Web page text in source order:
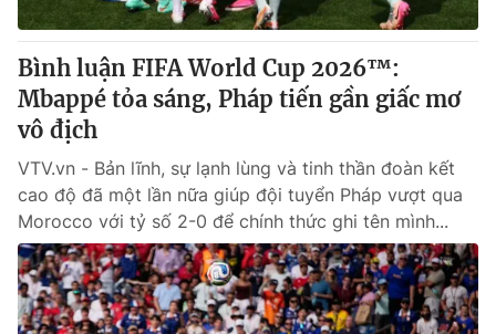
cấp ngày 29/12/2023
Tổng Biên tập:Vũ Thanh Thủy
Phó Tổng Biên tập:Nguyễn Thị Mỹ Hạnh, Phạm Quốc Thắng,
Nguyễn Trọng Ninh
Tổng đài VTV:
Ðiện thoại Thời báo VTV:
024.66 897 897
Email:toasoan@vtv.vn
Liên hệ quảng cáo:024-7300.7108
Bình luận FIFA World Cup 2026™:
Mbappé tỏa sáng, Pháp tiến gần giấc mơ
vô địch
VTV.vn - Bản lĩnh, sự lạnh lùng và tinh thần đoàn kết
cao độ đã một lần nữa giúp đội tuyển Pháp vượt qua
Morocco với tỷ số 2-0 để chính thức ghi tên mình...